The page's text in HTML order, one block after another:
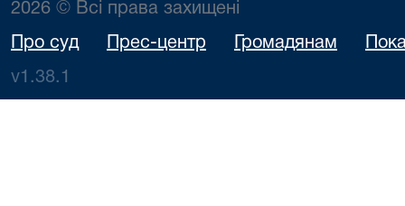
2026 © Всі права захищені
Про суд Прес-центр Громадянам
v1.38.1